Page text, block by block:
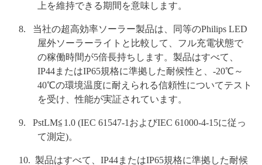
上を維持できる期間を意味します。
当社の超高効率ソーラー製品は、同等のPhilips LED
屋外ソーラーライトと比較して、フル充電状態で
の稼働時間が5倍長持ちします。製品はすべて、
IP44またはIP65規格に準拠した耐候性と、-20℃～
40℃の環境温度に耐えられる信頼性についてテスト
を受け、性能が実証されています。
PstLM≦1.0 (IEC 61547-1およびIEC 61000-4-15に従っ
て測定)。
製品はすべて、IP44またはIP65規格に準拠した耐候